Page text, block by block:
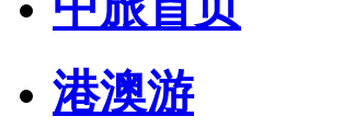
港澳游